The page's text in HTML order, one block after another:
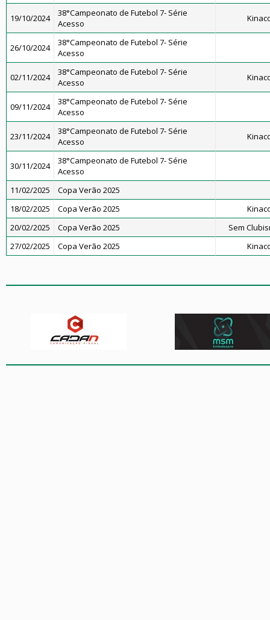
19/10/2024
38°Campeonato de Futebol 7- Série
Acesso
26/10/2024
38°Campeonato de Futebol 7- Série
Acesso
02/11/2024
38°Campeonato de Futebol 7- Série
Acesso
09/11/2024
38°Campeonato de Futebol 7- Série
Acesso
23/11/2024
38°Campeonato de Futebol 7- Série
Acesso
30/11/2024
38°Campeonato de Futebol 7- Série
Acesso
11/02/2025
Copa Verão 2025
18/02/2025
Copa Verão 2025
20/02/2025
Copa Verão 2025
Sem
27/02/2025
Copa Verão 2025